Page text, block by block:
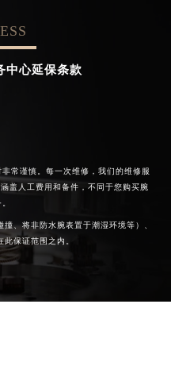

中心延保条款
常谨慎。每一次维修，我们的维修服
盖人工费用和备件，不同于您购买腕
、将非防水腕表置于潮湿环境等）、
保证范围之内。